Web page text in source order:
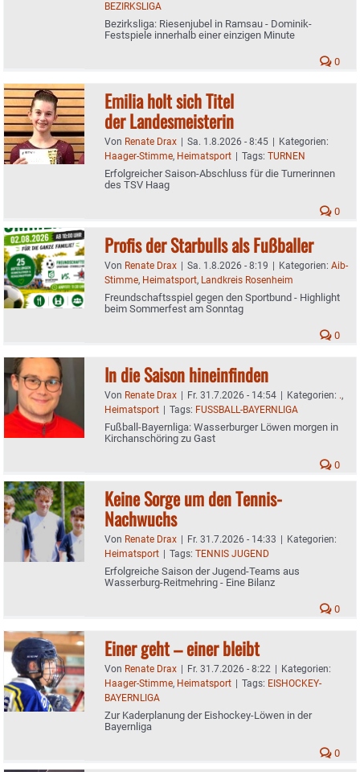
BEZIRKSLIGA
Bezirksliga: Riesenjubel in Ramsau - Dominik-
Festspiele innerhalb einer einzigen Minute
0
Emilia holt sich Titel
der Landesmeisterin
Von Renate Drax | Sa. 1.8.2026 - 8:45 | Kategorien:
Haager-Stimme, Heimatsport | Tags: TURNEN
Erfolgreicher Saison-Abschluss für die Turnerinnen
des TSV Haag
0
Profis der Starbulls als Fußballer
Von Renate Drax | Sa. 1.8.2026 - 8:19 | Kategorien: Aib-
Stimme, Heimatsport, Landkreis Rosenheim
Freundschaftsspiel gegen den Sportbund - Highlight
beim Sommerfest am Sonntag
0
In die Saison hineinfinden
Von Renate Drax | Fr. 31.7.2026 - 14:54 | Kategorien: .,
Heimatsport | Tags: FUSSBALL-BAYERNLIGA
Fußball-Bayernliga: Wasserburger Löwen morgen in
Kirchanschöring zu Gast
0
Keine Sorge um den Tennis-
Nachwuchs
Von Renate Drax | Fr. 31.7.2026 - 14:33 | Kategorien:
Heimatsport | Tags: TENNIS JUGEND
Erfolgreiche Saison der Jugend-Teams aus
Wasserburg-Reitmehring - Eine Bilanz
0
Einer geht – einer bleibt
Von Renate Drax | Fr. 31.7.2026 - 8:22 | Kategorien:
Haager-Stimme, Heimatsport | Tags: EISHOCKEY-
BAYERNLIGA
Zur Kaderplanung der Eishockey-Löwen in der
Bayernliga
0